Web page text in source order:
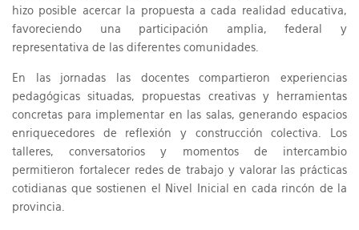
hizo posible acercar la propuesta a cada realidad educativa,
favoreciendo una participación amplia, federal y
representativa de las diferentes comunidades.
En las jornadas las docentes compartieron experiencias
pedagógicas situadas, propuestas creativas y herramientas
concretas para implementar en las salas, generando espacios
enriquecedores de reflexión y construcción colectiva. Los
talleres, conversatorios y momentos de intercambio
permitieron fortalecer redes de trabajo y valorar las prácticas
cotidianas que sostienen el Nivel Inicial en cada rincón de la
provincia.